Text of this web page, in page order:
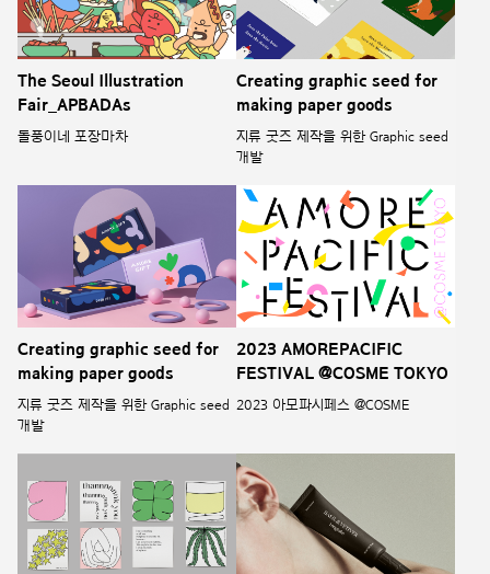
The Seoul Illustration
Fair_APBADAs
돌풍이네 포장마차
Creating graphic seed for
making paper goods
지류 굿즈 제작을 위한 Graphic seed
개발
Creating graphic seed for
making paper goods
지류 굿즈 제작을 위한 Graphic seed
개발
2023 AMOREPACIFIC
FESTIVAL @COSME TOKYO
2023 아모파시페스 @COSME